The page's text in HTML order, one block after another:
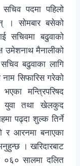
पदमा पहिलो
। सोमबार बसेको
सचिवमा बढुवाको
उमेशनाथ मैनालीको
बढुवाका लागि
नाम सिफारिस गरेको
मन्त्रिपरिषद
युवा तथा खेलकुद
पढ्दा शुल्क तिर्ने
र आरनमा बनाएका
। खरिदारबाट
०६० सालमा दलित